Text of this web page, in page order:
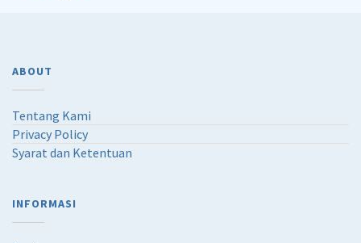
ABOUT
Tentang Kami
Privacy Policy
Syarat dan Ketentuan
INFORMASI